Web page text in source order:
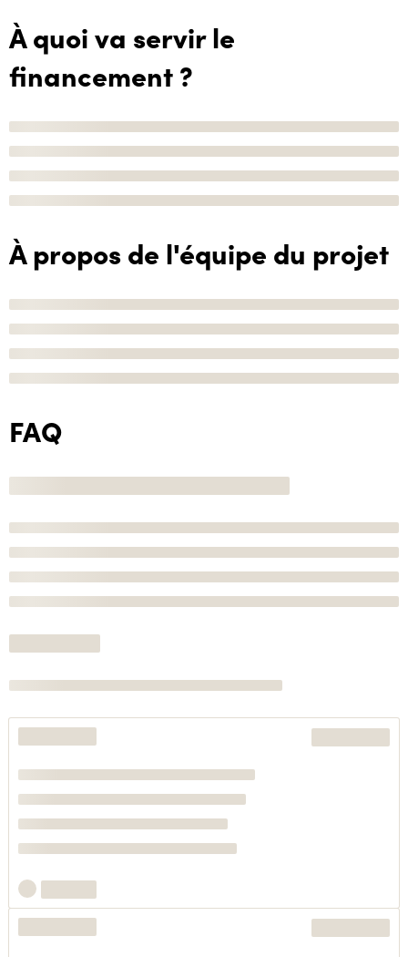
À quoi va servir le
financement ?
À propos de l'équipe du projet
FAQ